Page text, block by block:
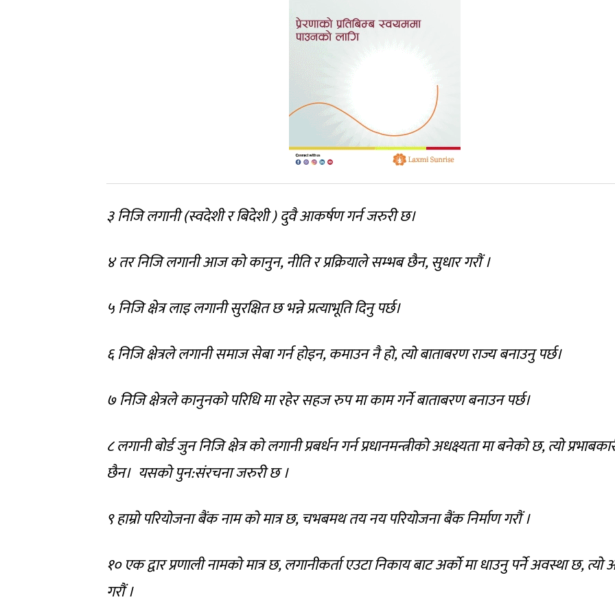
३ निजि लगानी (स्वदेशी र बिदेशी ) दुवै आकर्षण गर्न जरुरी छ।
४ तर निजि लगानी आज को कानुन, नीति र प्रक्रियाले सम्भब छैन, सुधार गरौं ।
५ निजि क्षेत्र लाइ लगानी सुरक्षित छ भन्ने प्रत्याभूति दिनु पर्छ।
६ निजि क्षेत्रले लगानी समाज सेबा गर्न होइन, कमाउन नै हो, त्यो बाताबरण राज्य बनाउनु पर्छ।
७ निजि क्षेत्रले कानुनको परिधि मा रहेर सहज रुप मा काम गर्ने बाताबरण बनाउन पर्छ।
८ लगानी बोर्ड जुन निजि क्षेत्र को लगानी प्रबर्धन गर्न प्रधानमन्त्रीको अधक्ष्यता मा बनेको छ, त्यो
छैन। यसको पुन:संरचना जरुरी छ ।
९ हाम्रो परियोजना बैंक नाम को मात्र छ, चभबमथ तय नय परियोजना बैंक निर्माण गरौं ।
१० एक द्वार प्रणाली नामको मात्र छ, लगानीकर्ता एउटा निकाय बाट अर्को मा धाउनु पर्ने अवस्था छ, त्यो
गरौं ।